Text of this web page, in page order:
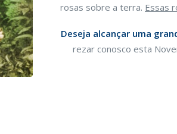
rosas sobre a terra. Essas
Deseja alcançar uma
rezar conosco esta